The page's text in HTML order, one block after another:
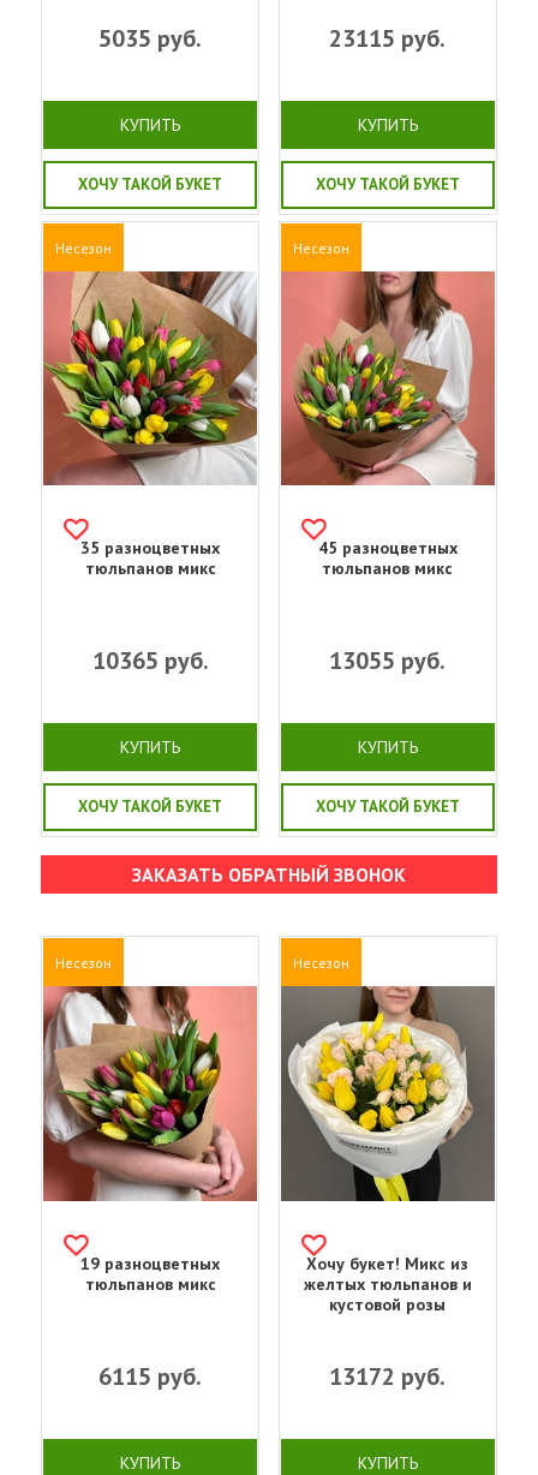
5035 руб.
КУПИТЬ
ХОЧУ ТАКОЙ БУКЕТ
23115 руб.
КУПИТЬ
ХОЧУ ТАКОЙ БУКЕТ
Несезон
35 разноцветных
тюльпанов микс
10365 руб.
КУПИТЬ
ХОЧУ ТАКОЙ БУКЕТ
Несезон
45 разноцветных
тюльпанов микс
13055 руб.
КУПИТЬ
ХОЧУ ТАКОЙ БУКЕТ
ЗАКАЗАТЬ ОБРАТНЫЙ ЗВОНОК
Несезон
19 разноцветных
тюльпанов микс
6115 руб.
КУПИТЬ
Несезон
Хочу букет! Микс из
желтых тюльпанов и
кустовой розы
13172 руб.
КУПИТЬ